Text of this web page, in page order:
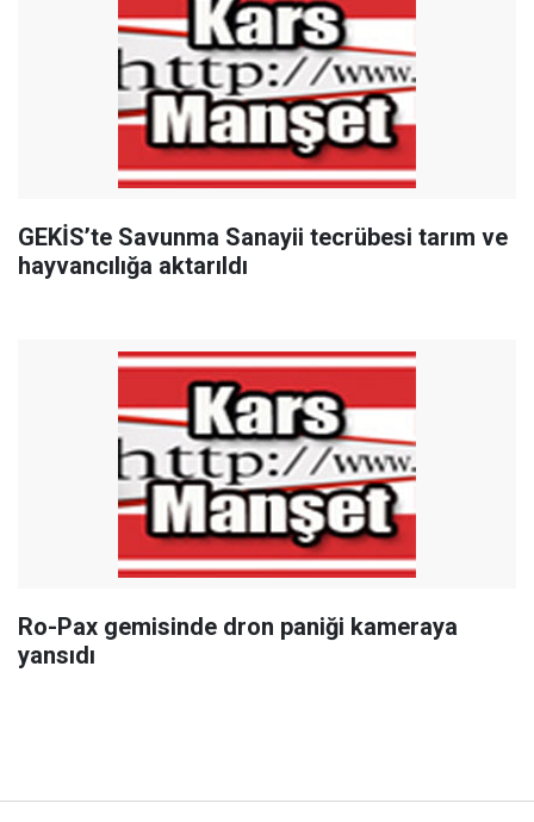
GEKİS’te Savunma Sanayii tecrübesi tarım ve
hayvancılığa aktarıldı
Ro-Pax gemisinde dron paniği kameraya
yansıdı